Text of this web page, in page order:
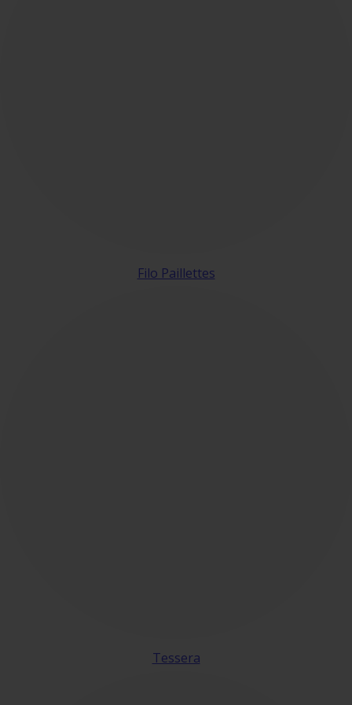
Filo Paillettes
Tessera